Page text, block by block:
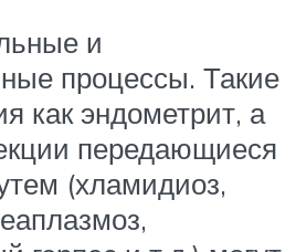
и
процессы. Такие
как эндометрит, а
передающиеся
(хламидиоз,